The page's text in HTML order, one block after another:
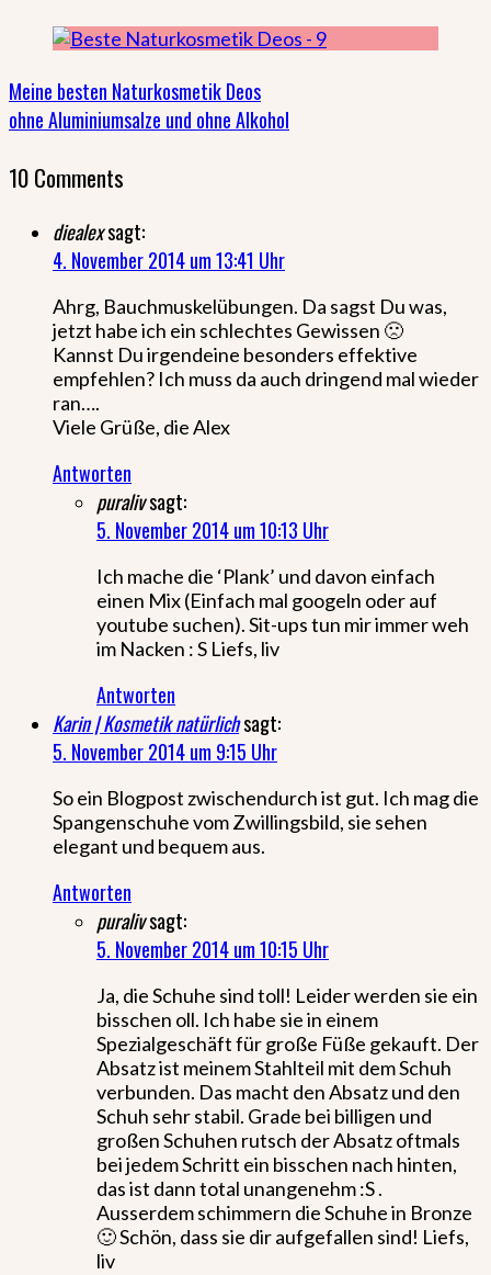
Meine besten Naturkosmetik Deos
ohne Aluminiumsalze und ohne Alkohol
10 Comments
diealexsagt:
4. November 2014 um 13:41 Uhr
Ahrg, Bauchmuskelübungen. Da sagst Du was,
jetzt habe ich ein schlechtes Gewissen 🙁
Kannst Du irgendeine besonders effektive
empfehlen? Ich muss da auch dringend mal wieder
ran….
Viele Grüße, die Alex
Antworten
puralivsagt:
5. November 2014 um 10:13 Uhr
Ich mache die ‘Plank’ und davon einfach
einen Mix (Einfach mal googeln oder auf
youtube suchen). Sit-ups tun mir immer weh
im Nacken : S Liefs, liv
Antworten
Karin | Kosmetik natürlichsagt:
5. November 2014 um 9:15 Uhr
So ein Blogpost zwischendurch ist gut. Ich mag die
Spangenschuhe vom Zwillingsbild, sie sehen
elegant und bequem aus.
Antworten
puralivsagt:
5. November 2014 um 10:15 Uhr
Ja, die Schuhe sind toll! Leider werden sie ein
bisschen oll. Ich habe sie in einem
Spezialgeschäft für große Füße gekauft. Der
Absatz ist meinem Stahlteil mit dem Schuh
verbunden. Das macht den Absatz und den
Schuh sehr stabil. Grade bei billigen und
großen Schuhen rutsch der Absatz oftmals
bei jedem Schritt ein bisschen nach hinten,
das ist dann total unangenehm :S .
Ausserdem schimmern die Schuhe in Bronze
🙂 Schön, dass sie dir aufgefallen sind! Liefs,
liv